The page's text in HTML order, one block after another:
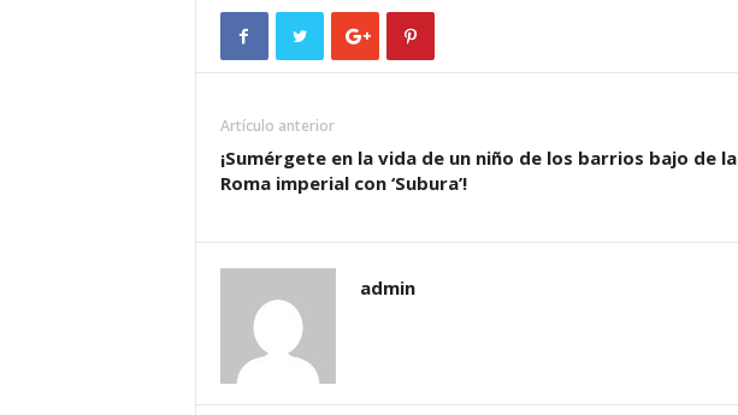
Artículo anterior
¡Sumérgete en la vida de un niño de los barrios bajo de la
Roma imperial con ‘Subura’!
admin